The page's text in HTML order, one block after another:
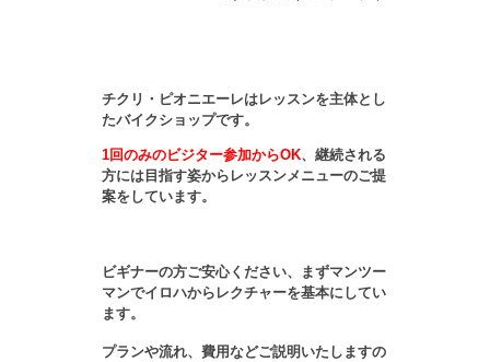
チクリ・ピオニエーレはレッスンを主体とし
たバイクショップです。
1回のみのビジター参加からOK、継続される
方には目指す姿からレッスンメニューのご提
案をしています。
ビギナーの方ご安心ください、まずマンツー
マンでイロハからレクチャーを基本にしてい
ます。
プランや流れ、費用などご説明いたしますの